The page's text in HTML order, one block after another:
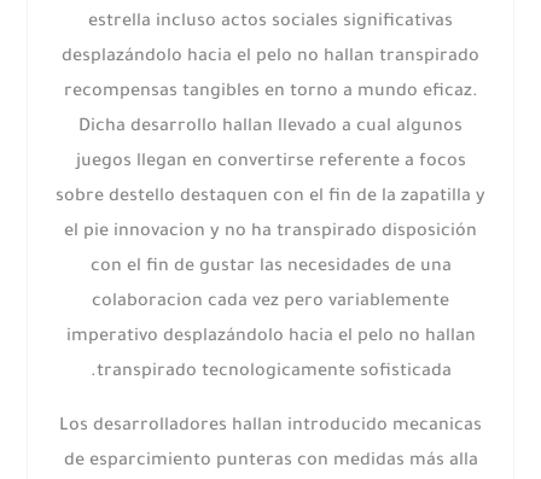
estrella incluso actos sociales significativas
desplazándolo hacia el pelo no hallan transpirado
recompensas tangibles en torno a mundo eficaz.
Dicha desarrollo hallan llevado a cual algunos
juegos llegan en convertirse referente a focos
sobre destello destaquen con el fin de la zapatilla y
el pie innovacion y no ha transpirado disposición
con el fin de gustar las necesidades de una
colaboracion cada vez pero variablemente
imperativo desplazándolo hacia el pelo no hallan
transpirado tecnologicamente sofisticada.
Los desarrolladores hallan introducido mecanicas
de esparcimiento punteras con medidas más alla